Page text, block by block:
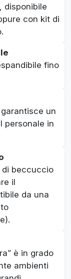
disponibile
con kit di
fino
un
personale in
di beccuccio
il
da una
è in grado
ambienti